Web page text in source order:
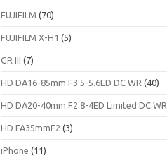
FUJIFILM (70)
FUJIFILM X-H1 (5)
GR III (7)
HD DA16-85mm F3.5-5.6ED DC WR (40)
HD DA20-40mm F2.8-4ED Limited DC WR
HD FA35mmF2 (3)
iPhone (11)